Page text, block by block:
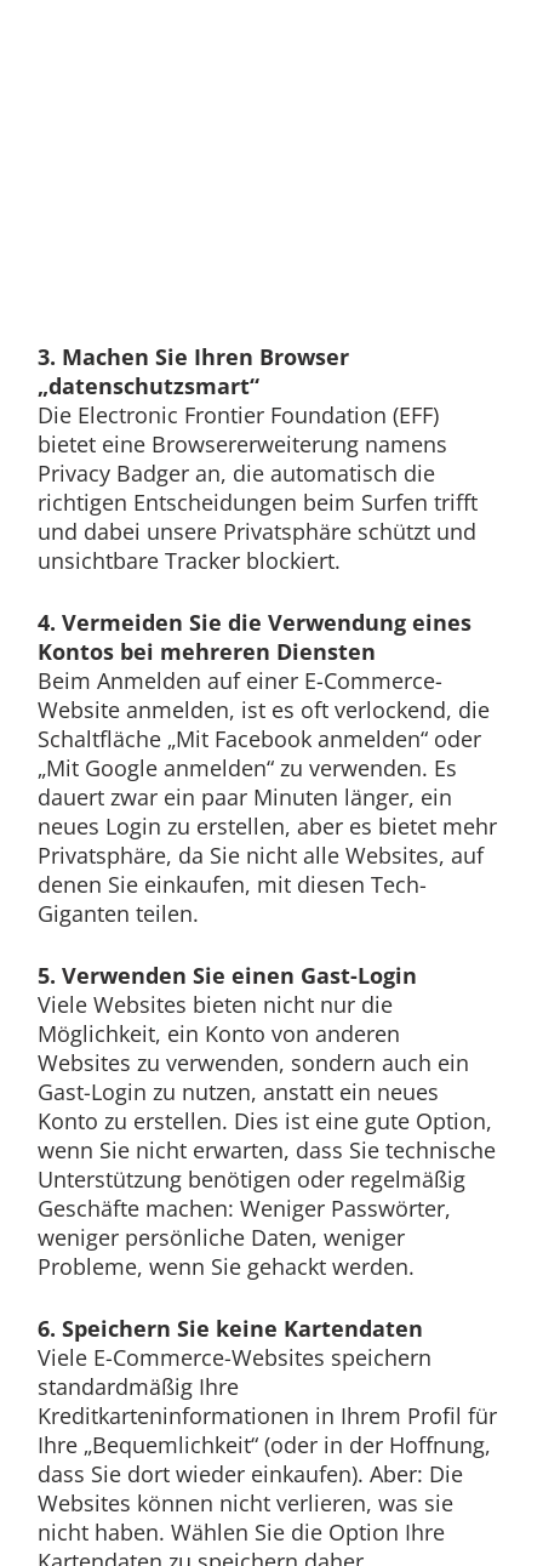
3. Machen Sie Ihren Browser
„datenschutzsmart“
Die Electronic Frontier Foundation (EFF)
bietet eine Browsererweiterung namens
Privacy Badger an, die automatisch die
richtigen Entscheidungen beim Surfen trifft
und dabei unsere Privatsphäre schützt und
unsichtbare Tracker blockiert.
4. Vermeiden Sie die Verwendung eines
Kontos bei mehreren Diensten
Beim Anmelden auf einer E-Commerce-
Website anmelden, ist es oft verlockend, die
Schaltfläche „Mit Facebook anmelden“ oder
„Mit Google anmelden“ zu verwenden. Es
dauert zwar ein paar Minuten länger, ein
neues Login zu erstellen, aber es bietet mehr
Privatsphäre, da Sie nicht alle Websites, auf
denen Sie einkaufen, mit diesen Tech-
Giganten teilen.
5. Verwenden Sie einen Gast-Login
Viele Websites bieten nicht nur die
Möglichkeit, ein Konto von anderen
Websites zu verwenden, sondern auch ein
Gast-Login zu nutzen, anstatt ein neues
Konto zu erstellen. Dies ist eine gute Option,
wenn Sie nicht erwarten, dass Sie technische
Unterstützung benötigen oder regelmäßig
Geschäfte machen: Weniger Passwörter,
weniger persönliche Daten, weniger
Probleme, wenn Sie gehackt werden.
6. Speichern Sie keine Kartendaten
Viele E-Commerce-Websites speichern
standardmäßig Ihre
Kreditkarteninformationen in Ihrem Profil für
Ihre „Bequemlichkeit“ (oder in der Hoffnung,
dass Sie dort wieder einkaufen). Aber: Die
Websites können nicht verlieren, was sie
nicht haben. Wählen Sie die Option Ihre